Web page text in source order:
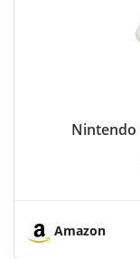
Nintendo
Amazon